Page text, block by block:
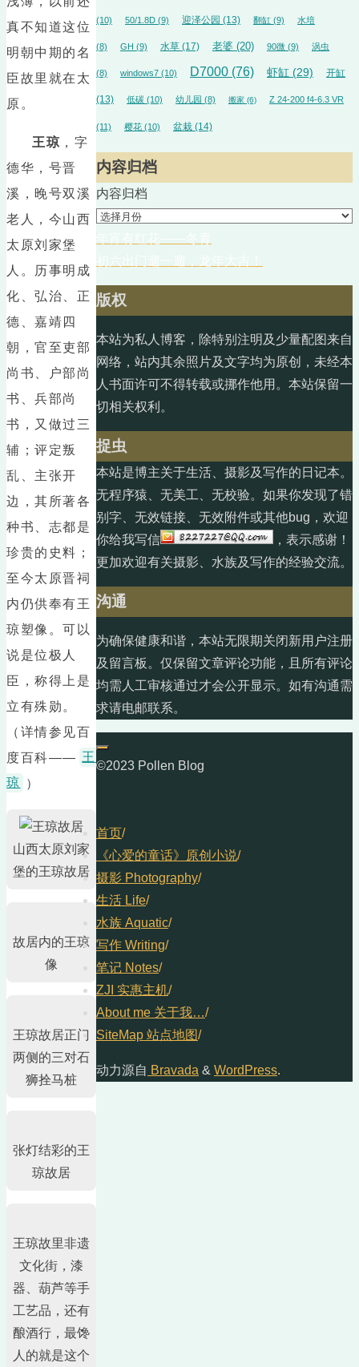
真不知道这位
明朝中期的名
臣故里就在太
原。
王琼 ，字
德华，号晋
溪，晚号双溪
老人，今山西
太原刘家堡
人。历事明成
化、弘治、正
德、嘉靖四
朝，官至吏部
尚书、户部尚
书、兵部尚
书，又做过三
辅；评定叛
乱、主张开
边，其所著各
种书、志都是
珍贵的史料；
至今太原晋祠
内仍供奉有王
琼塑像。可以
说是位极人
臣，称得上是
立有殊勋。
（详情参见百
度百科—— 王
琼 ）
山西太原刘家
堡的王琼故居
故居内的王琼
像
王琼故居正门
两侧的三对石
狮拴马桩
张灯结彩的王
琼故居
王琼故里非遗
文化街，漆
器、葫芦等手
工艺品，还有
酿酒行，最馋
人的就是这个
(10) 50/1.8D (9) 迎泽公园 (13) 翻缸 (9) 水培
(8) GH (9) 水草 (17) 老婆 (20) 90微 (9) 涡虫
(8) windows7 (10) D7000 (76) 虾缸 (29) 开缸
(13) 低碳 (10) 幼儿园 (8) 搬家 (6) Z 24-200 f4-6.3 VR
(11) 樱花 (10) 盆栽 (14)
内容归档
内容归档
版权
本站为私人博客，除特别注明及少量配图来自
网络，站内其余照片及文字均为原创，未经本
人书面许可不得转载或挪作他用。本站保留一
切相关权利。
捉虫
本站是博主关于生活、摄影及写作的日记本。
无程序猿、无美工、无校验。如果你发现了错
别字、无效链接、无效附件或其他bug，欢迎
你给我写信
，表示感谢！
更加欢迎有关摄影、水族及写作的经验交流。
沟通
为确保健康和谐，本站无限期关闭新用户注册
及留言板。仅保留文章评论功能，且所有评论
均需人工审核通过才会公开显示。如有沟通需
求请电邮联系。
©2023 Pollen Blog
首页/
《心爱的童话》原创小说/
摄影 Photography/
生活 Life/
水族 Aquatic/
写作 Writing/
笔记 Notes/
ZJI 实惠主机/
About me 关于我…/
SiteMap 站点地图/
动力源自 Bravada & WordPress.